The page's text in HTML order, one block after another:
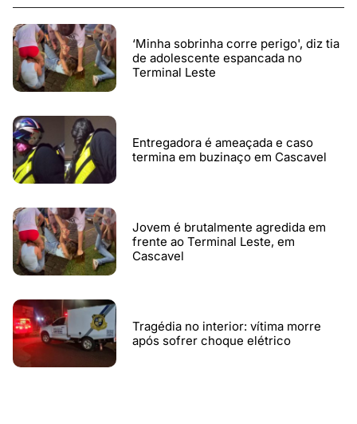
‘Minha sobrinha corre perigo', diz tia
de adolescente espancada no
Terminal Leste
Entregadora é ameaçada e caso
termina em buzinaço em Cascavel
Jovem é brutalmente agredida em
frente ao Terminal Leste, em
Cascavel
Tragédia no interior: vítima morre
após sofrer choque elétrico